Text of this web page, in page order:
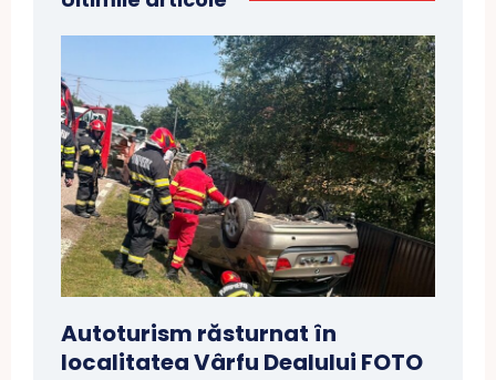
Autoturism răsturnat în
localitatea Vârfu Dealului FOTO